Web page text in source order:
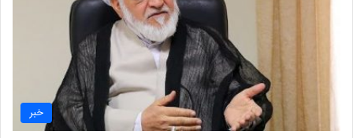
خبر